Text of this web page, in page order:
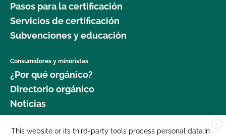
Pasos para la certificación
Servicios de certificación
Subvenciones y educación
Consumidores y minoristas
¿Por qué orgánico?
Directorio orgánico
Noticias
Donar X
This website or its third-party tools process personal data.In